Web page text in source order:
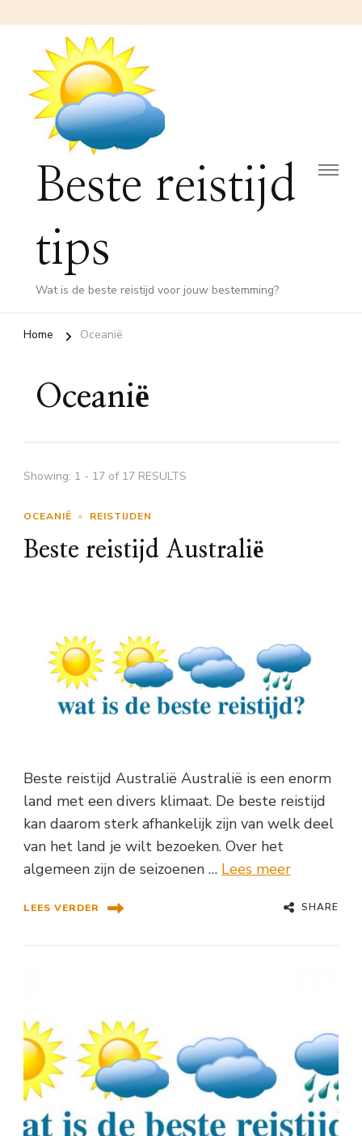
Beste reistijd
tips
Wat is de beste reistijd voor jouw bestemming?
Home Oceanië
Oceanië
Showing: 1 - 17 of 17 RESULTS
OCEANIË REISTIJDEN
Beste reistijd Australië
Beste reistijd Australië Australië is een enorm
land met een divers klimaat. De beste reistijd
kan daarom sterk afhankelijk zijn van welk deel
van het land je wilt bezoeken. Over het
algemeen zijn de seizoenen … Lees meer
LEES VERDER SHARE